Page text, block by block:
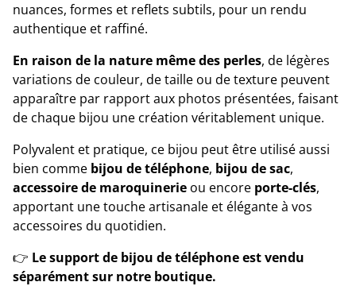
nuances, formes et reflets subtils, pour un rendu
authentique et raffiné.
En raison de la nature même des perles, de légères
variations de couleur, de taille ou de texture peuvent
apparaître par rapport aux photos présentées, faisant
de chaque bijou une création véritablement unique.
Polyvalent et pratique, ce bijou peut être utilisé aussi
bien comme bijou de téléphone, bijou de sac,
accessoire de maroquinerie ou encore porte-clés,
apportant une touche artisanale et élégante à vos
accessoires du quotidien.
👉 Le support de bijou de téléphone est vendu
séparément sur notre boutique.